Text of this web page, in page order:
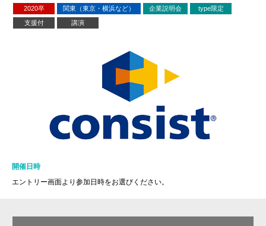
2020卒 関東（東京・横浜など） 企業説明会
type限定
支援付
講演
開催日時
エントリー画面より参加日時をお選びください。